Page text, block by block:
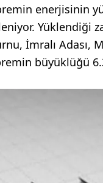
enerjisinin
Yüklendiği
İmralı Adası,
büyüklüğü